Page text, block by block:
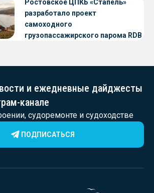
Ростовское ЦПКБ «Стапель»
разработало проект
самоходного
грузопассажирского парома RDB
и ежедневные дайджесты
канале
судоремонте и судоходстве
ПОДПИСАТЬСЯ